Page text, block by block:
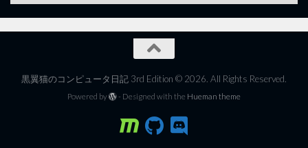
黒翼猫のコンピュータ日記 3rd Edition © 2026. All Rights Reserved.
Powered by - Designed with the Hueman theme